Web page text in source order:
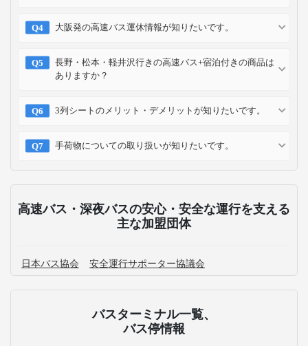
大阪発の高速バス運休情報が知りたいです。
長野・松本・軽井沢行きの高速バス+宿泊付きの商品は
ありますか？
3列シートのメリット・デメリットが知りたいです。
手荷物についての取り扱いが知りたいです。
高速バス・深夜バスの安心・安全な運行を支える
主な加盟団体
日本バス協会 安全運行サポーター協議会
バスターミナル一覧、
バス停情報